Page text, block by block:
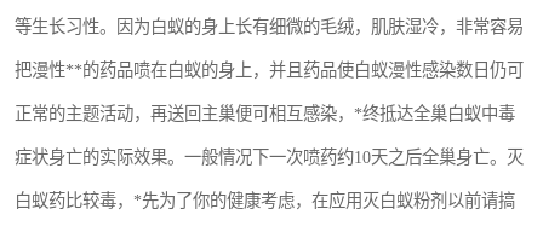
等生长习性。因为白蚁的身上长有细微的毛绒，肌肤湿冷，非常容易
把漫性**的药品喷在白蚁的身上，并且药品使白蚁漫性感染数日仍可
正常的主题活动，再送回主巢便可相互感染，*终抵达全巢白蚁中毒
症状身亡的实际效果。一般情况下一次喷药约10天之后全巢身亡。灭
白蚁药比较毒，*先为了你的健康考虑，在应用灭白蚁粉剂以前请搞